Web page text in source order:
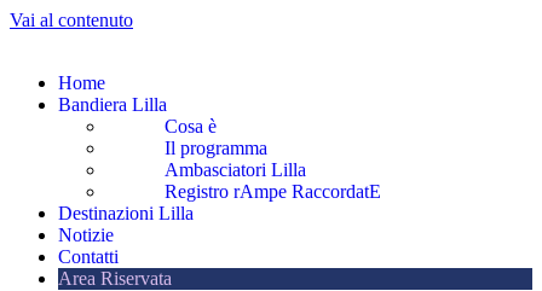
Vai al contenuto
Home
Bandiera Lilla
Cosa è
Il programma
Ambasciatori Lilla
Registro rAmpe RaccordatE
Destinazioni Lilla
Notizie
Contatti
Area Riservata